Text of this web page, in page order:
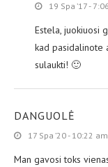
19 Spa ’17 -
Estela, juokiuosi
kad pasidalinote
sulaukti! 🙂
DANGUOLĖ
17 Spa ’20 - 10:22 am
Man gavosi toks